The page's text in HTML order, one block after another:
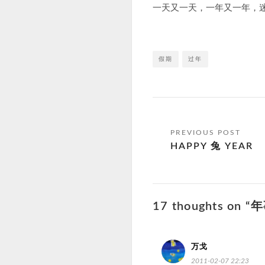
一天又一天，一年又一年，
假期 过年
航
HAPPY 兔 YEAR
17 thoughts on “年
万戈
2011-02-07 22:23